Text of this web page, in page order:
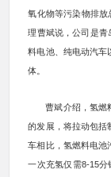
氧化物等污染物排放
理曹斌说，公司是青
料电池、纯电动汽车
体。
曹斌介绍，氢燃
的发展，将拉动包括
车相比，氢燃料电池
一次充氢仅需8-15分